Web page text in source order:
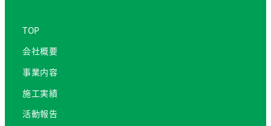
TOP
会社概要
事業内容
施工実績
活動報告